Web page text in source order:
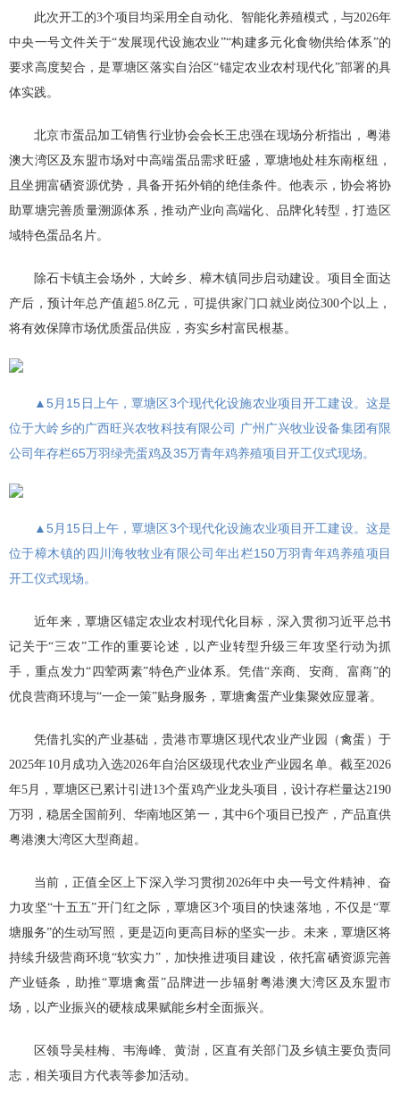
此次开工的3个项目均采用全自动化、智能化养殖模式，与2026年
中央一号文件关于“发展现代设施农业”“构建多元化食物供给体系”的
要求高度契合，是覃塘区落实自治区“锚定农业农村现代化”部署的具
体实践。
北京市蛋品加工销售行业协会会长王忠强在现场分析指出，粤港
澳大湾区及东盟市场对中高端蛋品需求旺盛，覃塘地处桂东南枢纽，
且坐拥富硒资源优势，具备开拓外销的绝佳条件。他表示，协会将协
助覃塘完善质量溯源体系，推动产业向高端化、品牌化转型，打造区
域特色蛋品名片。
除石卡镇主会场外，大岭乡、樟木镇同步启动建设。项目全面达
产后，预计年总产值超5.8亿元，可提供家门口就业岗位300个以上，
将有效保障市场优质蛋品供应，夯实乡村富民根基。
▲5月15日上午，覃塘区3个现代化设施农业项目开工建设。这是
位于大岭乡的广西旺兴农牧科技有限公司 广州广兴牧业设备集团有限
公司年存栏65万羽绿壳蛋鸡及35万青年鸡养殖项目开工仪式现场。
▲5月15日上午，覃塘区3个现代化设施农业项目开工建设。这是
位于樟木镇的四川海牧牧业有限公司年出栏150万羽青年鸡养殖项目
开工仪式现场。
近年来，覃塘区锚定农业农村现代化目标，深入贯彻习近平总书
记关于“三农”工作的重要论述，以产业转型升级三年攻坚行动为抓
手，重点发力“四荤两素”特色产业体系。凭借“亲商、安商、富商”的
优良营商环境与“一企一策”贴身服务，覃塘禽蛋产业集聚效应显著。
凭借扎实的产业基础，贵港市覃塘区现代农业产业园（禽蛋）于
2025年10月成功入选2026年自治区级现代农业产业园名单。截至2026
年5月，覃塘区已累计引进13个蛋鸡产业龙头项目，设计存栏量达2190
万羽，稳居全国前列、华南地区第一，其中6个项目已投产，产品直供
粤港澳大湾区大型商超。
当前，正值全区上下深入学习贯彻2026年中央一号文件精神、奋
力攻坚“十五五”开门红之际，覃塘区3个项目的快速落地，不仅是“覃
塘服务”的生动写照，更是迈向更高目标的坚实一步。未来，覃塘区将
持续升级营商环境“软实力”，加快推进项目建设，依托富硒资源完善
产业链条，助推“覃塘禽蛋”品牌进一步辐射粤港澳大湾区及东盟市
场，以产业振兴的硬核成果赋能乡村全面振兴。
区领导吴桂梅、韦海峰、黄澍，区直有关部门及乡镇主要负责同
志，相关项目方代表等参加活动。